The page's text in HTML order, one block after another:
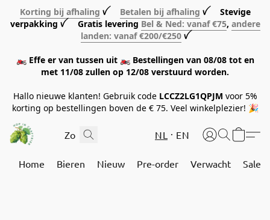
Korting bij afhaling ꪜ Betalen bij afhaling ꪜ Stevige
verpakking ꪜ Gratis levering Bel & Ned: vanaf €75, andere
landen: vanaf €200/€250 ꪜ
🏍️ Effe er van tussen uit 🏍️ Bestellingen van 08/08 tot en
met 11/08 zullen op 12/08 verstuurd worden.
Hallo nieuwe klanten! Gebruik code LCCZ2LG1QPJM voor 5%
korting op bestellingen boven de € 75. Veel winkelplezier! 🎉
NL EN
Home Bieren Nieuw Pre-order Verwacht Sale